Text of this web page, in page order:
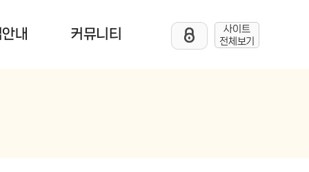
사이트
전체보기
내 커뮤니티